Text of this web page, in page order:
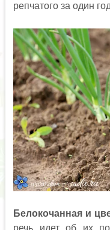
репчатого за один
Белокочанная и